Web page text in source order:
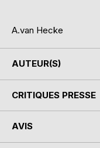
A.van Hecke
AUTEUR(S)
CRITIQUES PRESSE
AVIS